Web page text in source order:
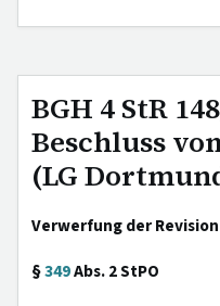
BGH 4 StR
Beschluss
(LG
Verwerfung der
§349Abs. 2 StPO